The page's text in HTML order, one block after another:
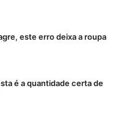
este erro deixa a roupa
é a quantidade certa de